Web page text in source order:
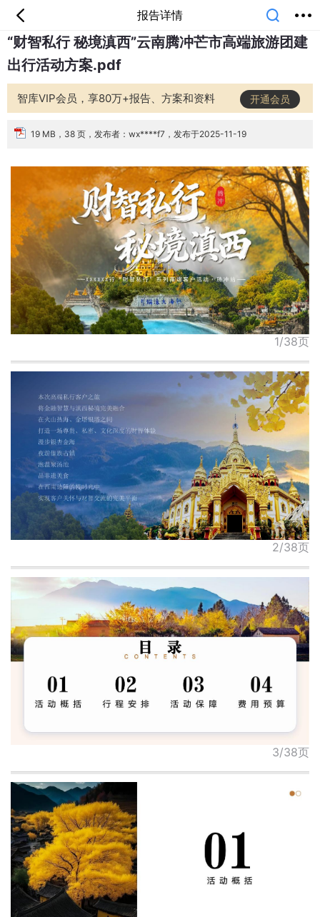
报告详情
首页 分类 专题 会员
我的
课堂
中小学
生活
汽车
“财智私行 秘境滇西”云南腾冲芒市高端旅游团建
出行活动方案.pdf
智库VIP会员，享80万+报告、方案和资料 开通会员
19 MB，38 页，发布者：wx****f7，发布于2025-11-19
1/38页
2/38页
3/38页